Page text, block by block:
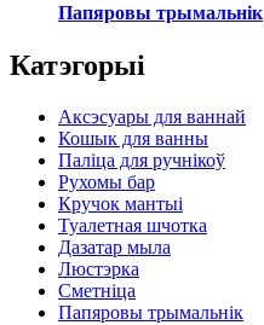
Папяровы трымальнік
Катэгорыі
Аксэсуары для ваннай
Кошык для ванны
Паліца для ручнікоў
Рухомы бар
Кручок мантыі
Туалетная шчотка
Дазатар мыла
Люстэрка
Сметніца
Папяровы трымальнік